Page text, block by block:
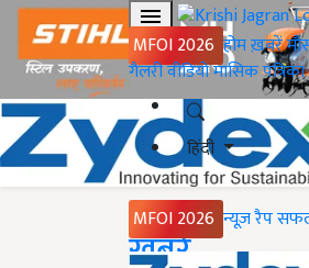
MFOI 2026 होमख़बरें
गैलरीवीडियोमासिक पत्रिका
हिंदी
MFOI 2026 न्यूज़ रैप
Home
ख़बरें